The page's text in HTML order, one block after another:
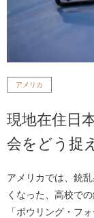
アメリカ
現地在住日
会をどう捉
アメリカでは、銃
くなった、高校で
「ボウリング・フ